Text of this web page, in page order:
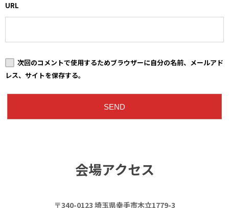
URL
次回のコメントで使用するためブラウザーに自分の名前、メールアド
レス、サイトを保存する。
会場アクセス
〒340-0123 埼玉県幸手市木立1779-3